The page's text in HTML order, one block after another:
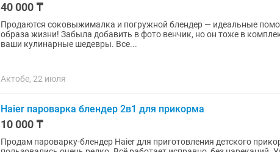
40 000 ₸
Продаются соковыжималка и погружной блендер — идеальные
образа жизни! Забыла добавить в фото венчик, но он тоже в
ваши кулинарные шедевры. Все...
Актобе, 22 июля
Haier пароварка блендер 2в1 для прикорма
10 000 ₸
Продам пароварку-блендер Haier для приготовления детского прикорма. Состояние